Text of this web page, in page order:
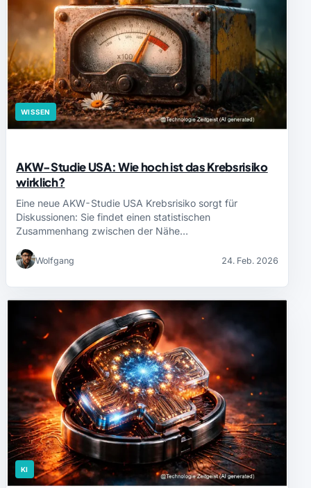
WISSEN
AKW-Studie USA: Wie hoch ist das Krebsrisiko
wirklich?
Eine neue AKW-Studie USA Krebsrisiko sorgt für
Diskussionen: Sie findet einen statistischen
Zusammenhang zwischen der Nähe…
Wolfgang 24. Feb. 2026
KI